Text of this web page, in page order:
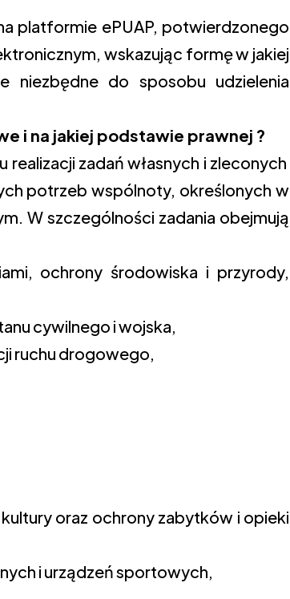
platformie ePUAP, potwierdzonego
wskazując formę w jakiej
niezbędne do sposobu udzielenia
i na jakiej podstawie prawnej ?
zadań własnych i zleconych
potrzeb wspólnoty, określonych w
W szczególności zadania obejmują
ochrony środowiska i przyrody,
cywilnego i wojska,
ruchu drogowego,
oraz ochrony zabytków i opieki
i urządzeń sportowych,